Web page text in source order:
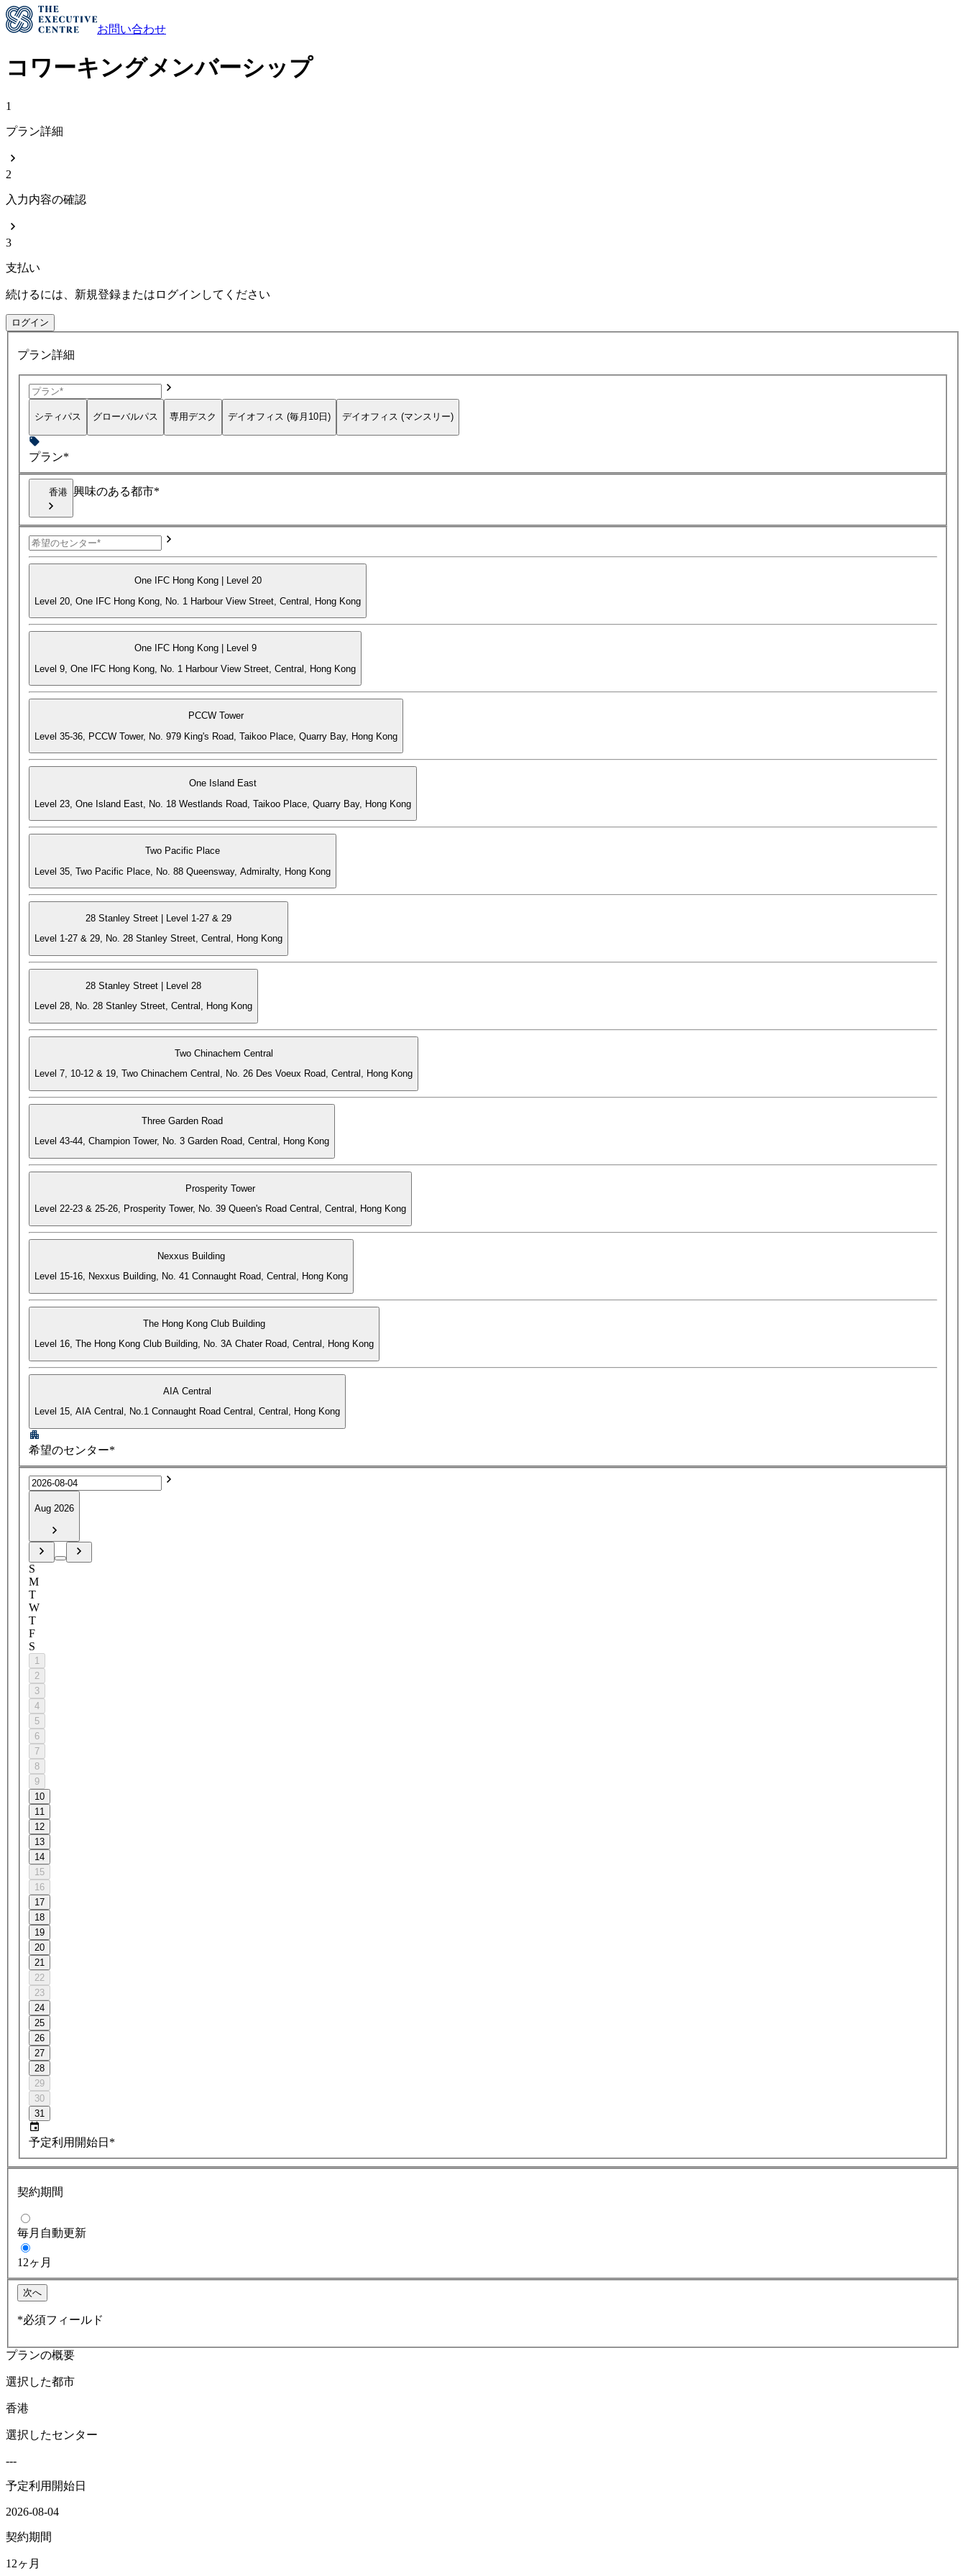
お問い合わせ
コワーキングメンバーシップ
1
プラン詳細
2
入力内容の確認
3
支払い
続けるには、新規登録またはログインしてください
ログイン
プラン詳細
シティパス グローバルパス 専用デスク デイオフィス (毎月10日) デイオフィス (マンスリー)
プラン*
香港 興味のある都市*
One IFC Hong Kong | Level 20
Level 20, One IFC Hong Kong, No. 1 Harbour View Street, Central, Hong Kong
One IFC Hong Kong | Level 9
Level 9, One IFC Hong Kong, No. 1 Harbour View Street, Central, Hong Kong
PCCW Tower
Level 35-36, PCCW Tower, No. 979 King's Road, Taikoo Place, Quarry Bay, Hong Kong
One Island East
Level 23, One Island East, No. 18 Westlands Road, Taikoo Place, Quarry Bay, Hong Kong
Two Pacific Place
Level 35, Two Pacific Place, No. 88 Queensway, Admiralty, Hong Kong
28 Stanley Street | Level 1-27 & 29
Level 1-27 & 29, No. 28 Stanley Street, Central, Hong Kong
28 Stanley Street | Level 28
Level 28, No. 28 Stanley Street, Central, Hong Kong
Two Chinachem Central
Level 7, 10-12 & 19, Two Chinachem Central, No. 26 Des Voeux Road, Central, Hong Kong
Three Garden Road
Level 43-44, Champion Tower, No. 3 Garden Road, Central, Hong Kong
Prosperity Tower
Level 22-23 & 25-26, Prosperity Tower, No. 39 Queen's Road Central, Central, Hong Kong
Nexxus Building
Level 15-16, Nexxus Building, No. 41 Connaught Road, Central, Hong Kong
The Hong Kong Club Building
Level 16, The Hong Kong Club Building, No. 3A Chater Road, Central, Hong Kong
AIA Central
Level 15, AIA Central, No.1 Connaught Road Central, Central, Hong Kong
希望のセンター*
Aug 2026
S
M
T
W
T
F
S
1
2
3
4
5
6
7
8
9
10
11
12
13
14
15
16
17
18
19
20
21
22
23
24
25
26
27
28
29
30
31
予定利用開始日*
契約期間
毎月自動更新
12ヶ月
次へ
*必須フィールド
プランの概要
選択した都市
香港
選択したセンター
---
予定利用開始日
2026-08-04
契約期間
12ヶ月